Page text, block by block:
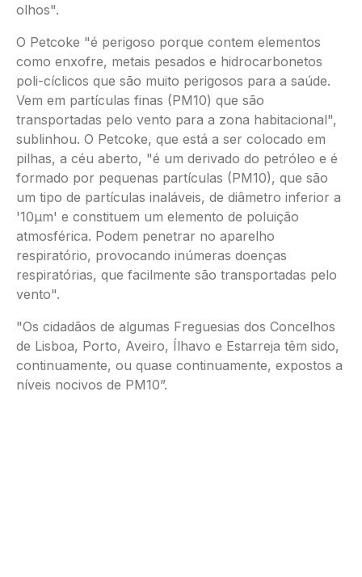
olhos".
O Petcoke "é perigoso porque contem elementos
como enxofre, metais pesados e hidrocarbonetos
poli-cíclicos que são muito perigosos para a saúde.
Vem em partículas finas (PM10) que são
transportadas pelo vento para a zona habitacional",
sublinhou. O Petcoke, que está a ser colocado em
pilhas, a céu aberto, "é um derivado do petróleo e é
formado por pequenas partículas (PM10), que são
um tipo de partículas inaláveis, de diâmetro inferior a
'10µm' e constituem um elemento de poluição
atmosférica. Podem penetrar no aparelho
respiratório, provocando inúmeras doenças
respiratórias, que facilmente são transportadas pelo
vento".
"Os cidadãos de algumas Freguesias dos Concelhos
de Lisboa, Porto, Aveiro, Ílhavo e Estarreja têm sido,
continuamente, ou quase continuamente, expostos a
níveis nocivos de PM10”.